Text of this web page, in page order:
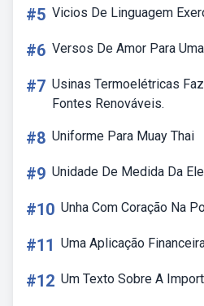
#5 Vicios De Linguagem
#6 Versos De Amor Para
#7 Usinas Termoelétricas
Fontes Renováveis.
#8 Uniforme Para Muay Thai
#9 Unidade De Medida Da
#10 Unha Com Coração Na
#11 Uma Aplicação
#12 Um Texto Sobre A